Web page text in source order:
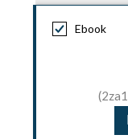
Ebook